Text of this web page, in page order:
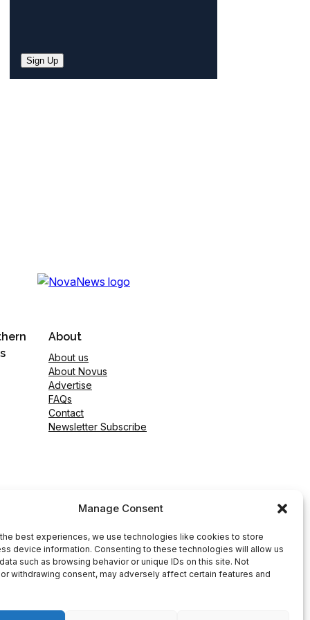
Manage Consent
best experiences, we use technologies like cookies to store
device information. Consenting to these technologies will allow us
such as browsing behavior or unique IDs on this site. Not
withdrawing consent, may adversely affect certain features and
Sign Up
About
About us
About Novus
Advertise
FAQs
Contact
Newsletter Subscribe